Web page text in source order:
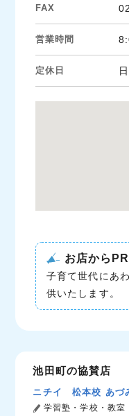
FAX
営業時間
定休日
お店からPR
子育て世代にあ
供いたします。
池田町の協賛店
ニチイ 松本校 あづ
学習塾・学校・教室